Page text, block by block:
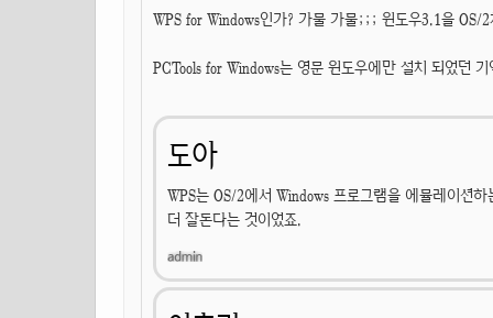
WPS for Windows인가? 가물 가물;;; 윈도우3.1을 OS/
PCTools for Windows는 영문 윈도우에만 설치 되었던
도아
WPS는 OS/2에서 Windows 프로그램을 에뮬레이션
더 잘돈다는 것이었죠.